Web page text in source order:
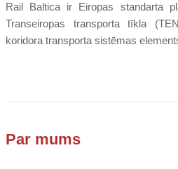
Rail Baltica ir Eiropas standarta
Transeiropas transporta tīkla
koridora transporta sistēmas
Par mums